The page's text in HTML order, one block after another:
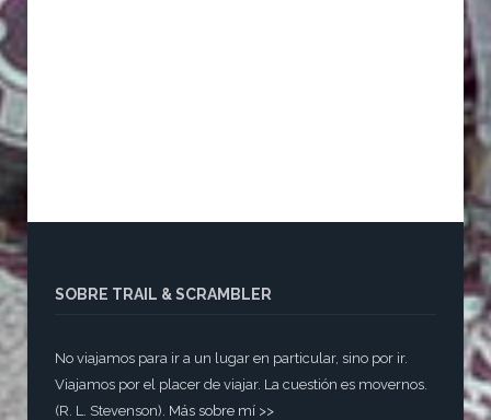
SOBRE TRAIL & SCRAMBLER
No viajamos para ir a un lugar en particular, sino por ir.
Viajamos por el placer de viajar. La cuestión es movernos.
(R. L. Stevenson). Más sobre mí >>